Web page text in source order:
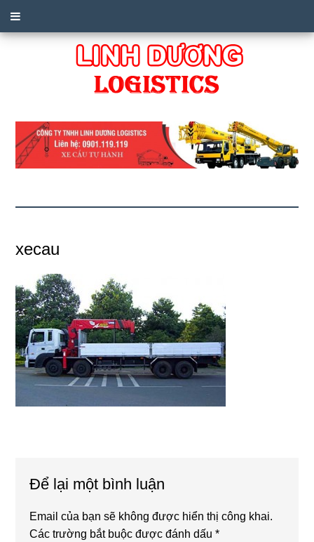
xecau
Interactions
Để lại một bình luận
Email của bạn sẽ không được hiển thị công khai.
Các trường bắt buộc được đánh dấu*